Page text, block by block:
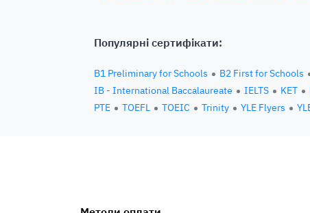
Популярні сертифікати:
B1 Preliminary for Schools B2 First for Schools
IB - International Baccalaureate
IELTS KET
PTE
TOEFL TOEIC Trinity YLE Flyers